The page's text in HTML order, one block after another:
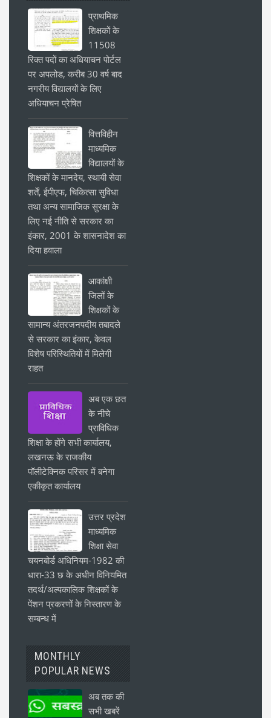
प्राथमिक
शिक्षकों के
11508
रिक्त पदों का अधियाचन पोर्टल
पर अपलोड, करीब 30 वर्ष बाद
नगरीय विद्यालयों के लिए
अधियाचन प्रेषित
वित्तविहीन
माध्यमिक
विद्यालयों के
शिक्षकों के मानदेय, स्थायी सेवा
शर्तें, ईपीएफ, चिकित्सा सुविधा
तथा अन्य सामाजिक सुरक्षा के
लिए नई नीति से सरकार का
इंकार, 2001 के शासनादेश का
दिया हवाला
आकांक्षी
जिलों के
शिक्षकों के
सामान्य अंतरजनपदीय तबादले
से सरकार का इंकार, केवल
विशेष परिस्थितियों में मिलेगी
राहत
अब एक छत
के नीचे
प्राविधिक
शिक्षा के होंगे सभी कार्यालय,
लखनऊ के राजकीय
पॉलीटेक्निक परिसर में बनेगा
एकीकृत कार्यालय
उत्तर प्रदेश
माध्यमिक
शिक्षा सेवा
चयनबोर्ड अधिनियम-1982 की
धारा-33 छ के अधीन विनियमित
तदर्थ/अल्पकालिक शिक्षकों के
पेंशन प्रकरणों के निस्तारण के
सम्बन्ध में
MONTHLY
POPULAR NEWS
अब तक की
सभी खबरें